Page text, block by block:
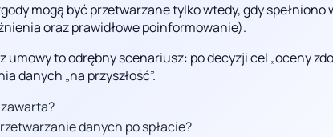
mogą być przetwarzane tylko wtedy, gdy
oraz prawidłowe poinformowanie).
umowy to odrębny scenariusz: po decyzji cel „oceny
danych „na przyszłość”.
danych po spłacie?